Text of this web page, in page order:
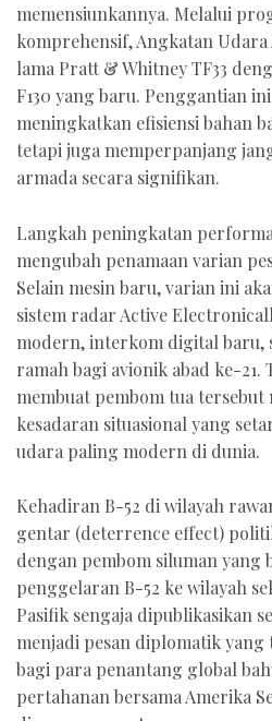
memensiunkannya. Melalui
komprehensif, Angkatan Udara
lama Pratt & Whitney TF33
F130 yang baru. Penggantian
meningkatkan efisiensi bahan
tetapi juga memperpanjang
armada secara signifikan.
Langkah peningkatan
mengubah penamaan varian
Selain mesin baru, varian ini
sistem radar Active
modern, interkom digital baru,
ramah bagi avionik abad ke-21.
membuat pembom tua
kesadaran situasional yang
udara paling modern di dunia.
Kehadiran B-52 di wilayah
gentar (deterrence effect)
dengan pembom siluman yang
penggelaran B-52 ke wilayah
Pasifik sengaja dipublikasikan
menjadi pesan diplomatik
bagi para penantang global
pertahanan bersama Amerika